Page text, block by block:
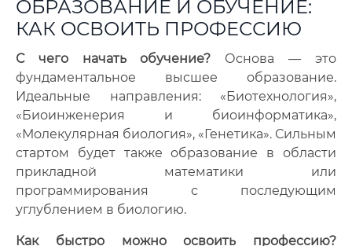
ОБРАЗОВАНИЕ И ОБУЧЕНИЕ:
КАК ОСВОИТЬ ПРОФЕССИЮ
С чего начать обучение? Основа — это
фундаментальное высшее образование.
Идеальные направления: «Биотехнология»,
«Биоинженерия и биоинформатика»,
«Молекулярная биология», «Генетика». Сильным
стартом будет также образование в области
прикладной математики или
программирования с последующим
углублением в биологию.
Как быстро можно освоить профессию?